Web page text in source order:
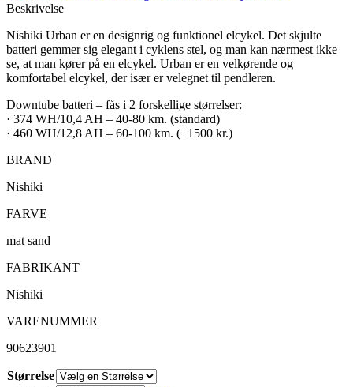
Beskrivelse
Nishiki Urban er en designrig og funktionel elcykel. Det skjulte
batteri gemmer sig elegant i cyklens stel, og man kan nærmest ikke
se, at man kører på en elcykel. Urban er en velkørende og
komfortabel elcykel, der især er velegnet til pendleren.
Downtube batteri – fås i 2 forskellige størrelser:
· 374 WH/10,4 AH – 40-80 km. (standard)
· 460 WH/12,8 AH – 60-100 km. (+1500 kr.)
BRAND
Nishiki
FARVE
mat sand
FABRIKANT
Nishiki
VARENUMMER
90623901
Størrelse